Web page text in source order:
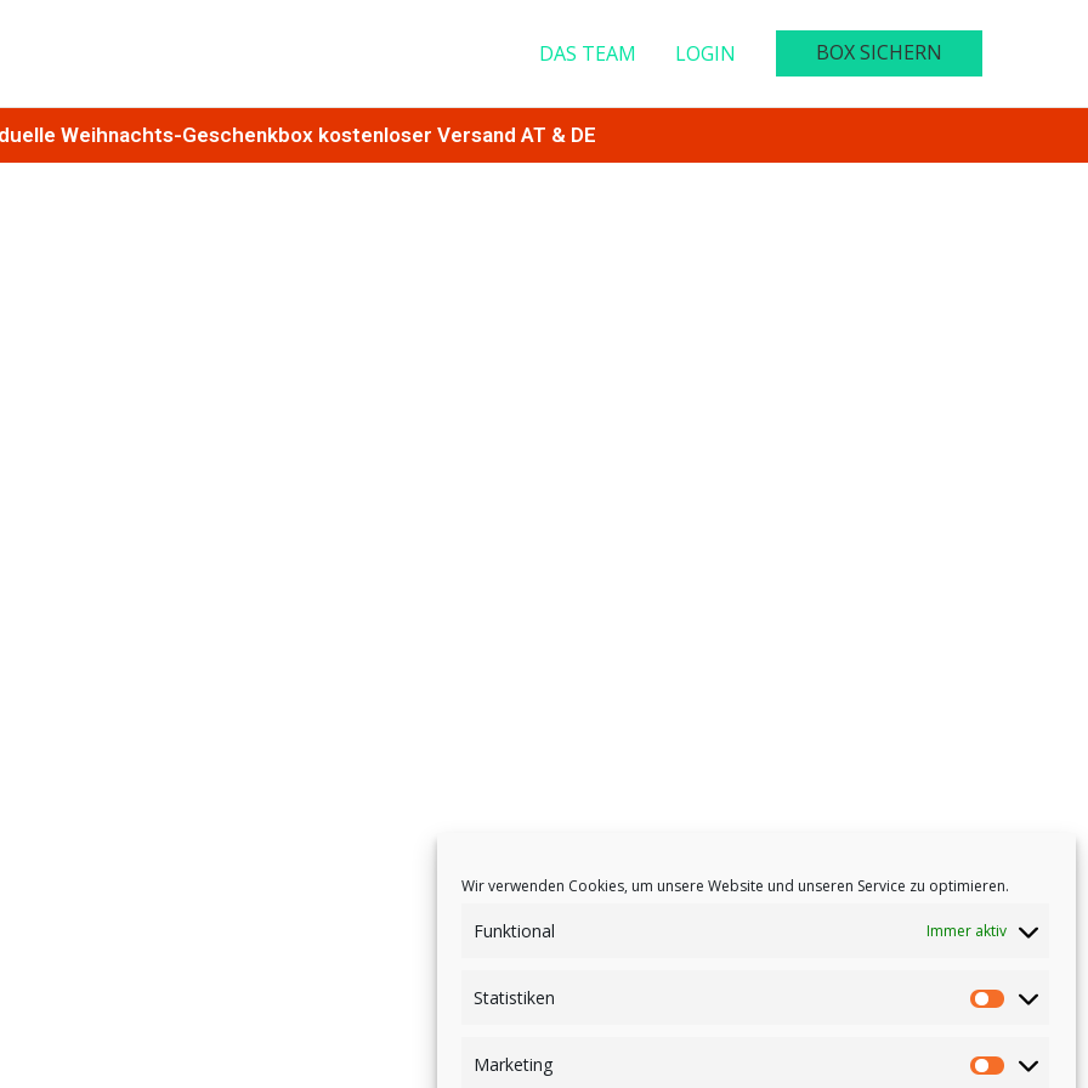
Wir verwenden Cookies, um unsere Website und unseren Service zu optimieren.
Funktional Immer aktiv
Statistiken
Marketing
DAS TEAM LOGIN BOX SICHERN
Weihnachts-Geschenkbox kostenloser Versand AT & DE